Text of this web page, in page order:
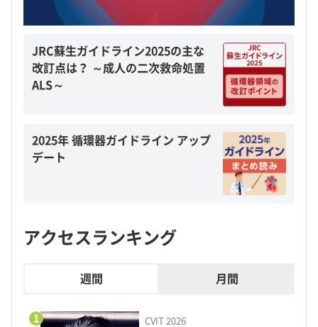
JRC蘇生ガイドライン2025の主な
改訂点は？ ～成人の二次救命処置
ALS～
2025年 循環器ガイドライン アップ
デート
アクセスランキング
週間 月間
1 CVIT 2026